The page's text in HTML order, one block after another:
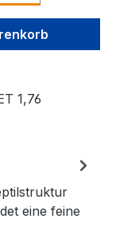
1,76
eine feine